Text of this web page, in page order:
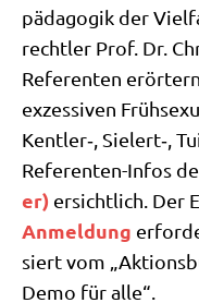
päd­ago­gik der
recht­ler Prof. Dr.
Refe­ren­ten
exzes­si­ven
Kentler‑, Sielert‑,
Refe­ren­ten-Infos
er) ersicht­lich. Der
Anmel­dung
siert vom
Demo für alle“.